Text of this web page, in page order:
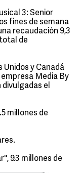
3: Senior
fines de semana
recaudación 9,3
de
y Canadá
Media By
el
millones de
9.3 millones de